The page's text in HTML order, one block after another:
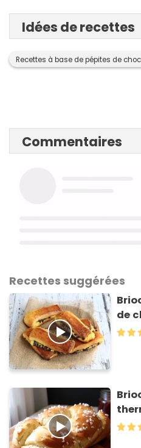
Idées de recettes
Recettes à base de pépites de
Commentaires
Recettes suggérées
de